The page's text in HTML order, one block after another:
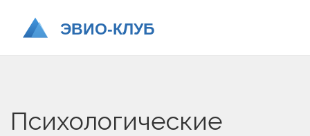
Психологические